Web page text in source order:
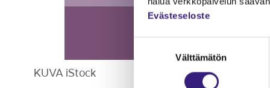
Evästeseloste
valinta
Välttämätön
KUVA iStock